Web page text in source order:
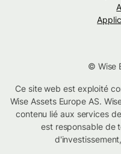
© Wise
Ce site web est exploité
Wise Assets Europe AS.
contenu lié aux services
est responsable de